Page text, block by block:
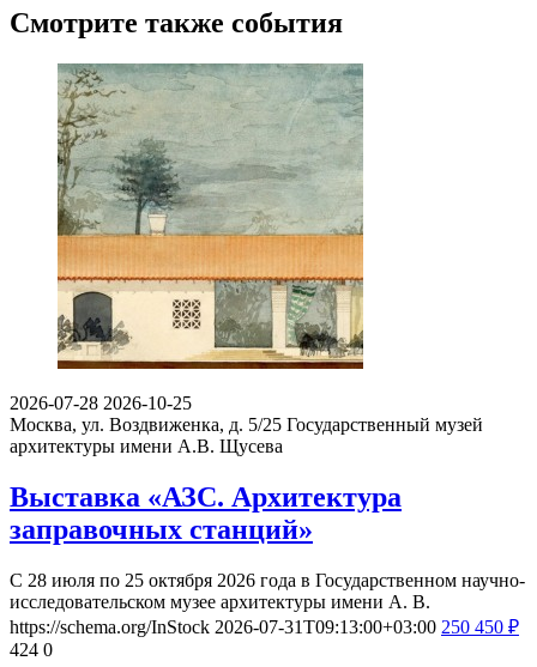
Смотрите также события
2026-07-28 2026-10-25
Москва, ул. Воздвиженка, д. 5/25 Государственный музей
архитектуры имени А.В. Щусева
Выставка «АЗС. Архитектура
заправочных станций»
С 28 июля по 25 октября 2026 года в Государственном научно-
исследовательском музее архитектуры имени А. В.
https://schema.org/InStock 2026-07-31T09:13:00+03:00 250 450 ₽
424 0